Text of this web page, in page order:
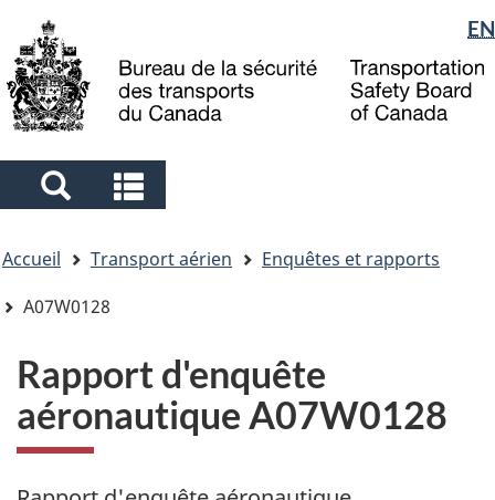
to
main
to
"About
government"
à
la
Sélection
de
la
langue
EN
Search
and
menus
and
menus
êtes
ici
Accueil Transport aérien
Enquêtes et rapports
A07W0128
Rapport d'enquête
aéronautique A07W0128